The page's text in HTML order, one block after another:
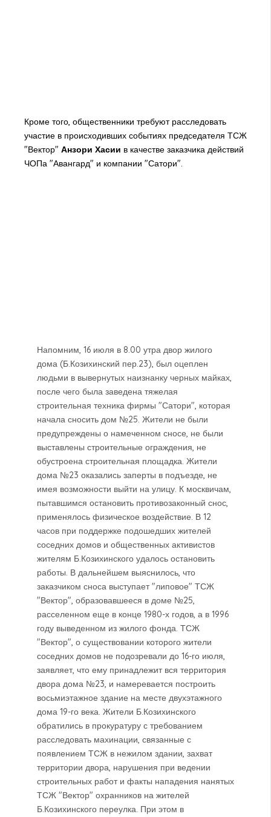
Кроме того, общественники требуют расследовать
участие в происходивших событиях председателя ТСЖ
"Вектор" Анзори Хасии в качестве заказчика действий
ЧОПа "Авангард" и компании "Сатори".
Напомним, 16 июля в 8.00 утра двор жилого
дома (Б.Козихинский пер.23), был оцеплен
людьми в вывернутых наизнанку черных майках,
после чего была заведена тяжелая
строительная техника фирмы "Сатори", которая
начала сносить дом №25. Жители не были
предупреждены о намеченном сносе, не были
выставлены строительные ограждения, не
обустроена строительная площадка. Жители
дома №23 оказались заперты в подъезде, не
имея возможности выйти на улицу. К москвичам,
пытавшимся остановить противозаконный снос,
применялось физическое воздействие. В 12
часов при поддержке подошедших жителей
соседних домов и общественных активистов
жителям Б.Козихинского удалось остановить
работы. В дальнейшем выяснилось, что
заказчиком сноса выступает "липовое" ТСЖ
"Вектор", образовавшееся в доме №25,
расселенном еще в конце 1980-х годов, а в 1996
году выведенном из жилого фонда. ТСЖ
"Вектор", о существовании которого жители
соседних домов не подозревали до 16-го июля,
заявляет, что ему принадлежит вся территория
двора дома №23, и намеревается построить
восьмиэтажное здание на месте двухэтажного
дома 19-го века. Жители Б.Козихинского
обратились в прокуратуру с требованием
расследовать махинации, связанные с
появлением ТСЖ в нежилом здании, захват
территории двора, нарушения при ведении
строительных работ и факты нападения нанятых
ТСЖ "Вектор" охранников на жителей
Б.Козихинского переулка. При этом в